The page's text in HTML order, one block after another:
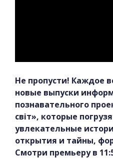
Не пропусти! Каждое
новые выпуски
познавательного
світ», которые
увлекательные
открытия и тайны,
Смотри премьеру в